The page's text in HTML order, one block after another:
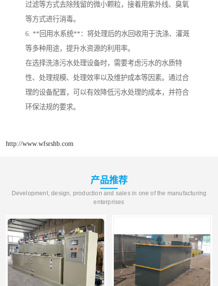
过滤等方式去除残留的微小颗粒，接着用紫外线、臭氧
等方式进行消毒。
6. **回用水系统**：将处理后的水回收用于洗涤、灌溉
等多种用途，提升水资源的利用率。
在选择洗涤污水处理设备时，需要考虑污水的水质特
性、处理规模、处理效率以及维护成本等因素。通过合
理的设备配置，可以有效降低污水处理的成本，并符合
环保法规的要求。
http://www.wfsrshb.com
产品推荐
Development, design, production and sales in one of the manufacturing
enterprises